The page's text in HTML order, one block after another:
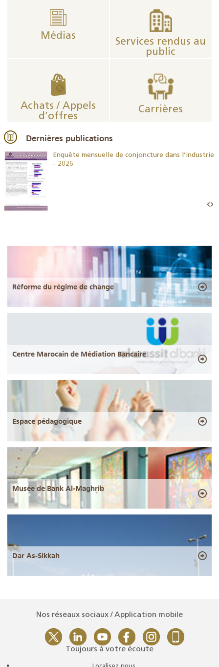
Médias
Services rendus au
public
Achats / Appels
d’offres
Carrières
Dernières publications
Enquête mensuelle de conjoncture dans l’industrie
- 2026
Réforme du régime de change
Centre Marocain de Médiation Bancaire
Espace pédagogique
Musée de Bank Al-Maghrib
Dar As-Sikkah
Nos réseaux sociaux / Application mobile
Toujours à votre écoute